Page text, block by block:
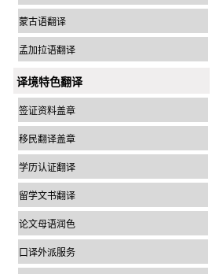
蒙古语翻译
孟加拉语翻译
译境特色翻译
签证资料盖章
移民翻译盖章
学历认证翻译
留学文书翻译
论文母语润色
口译外派服务